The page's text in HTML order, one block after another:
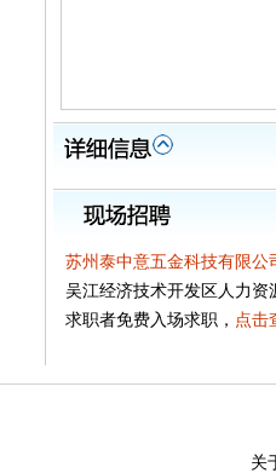
苏州泰中意五金科技有限公
吴江经济技术开发区人力资
求职者免费入场求职， 点击
关